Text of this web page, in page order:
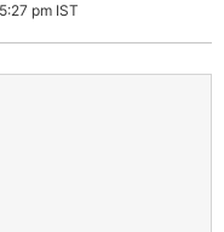
pm IST